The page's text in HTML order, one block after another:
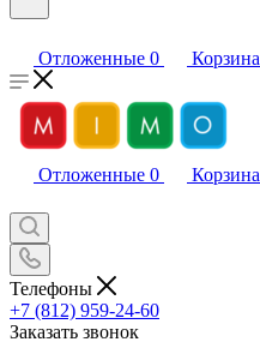
Отложенные 0 Корзина
Отложенные 0 Корзина
Телефоны
+7 (812) 959-24-60
Заказать звонок